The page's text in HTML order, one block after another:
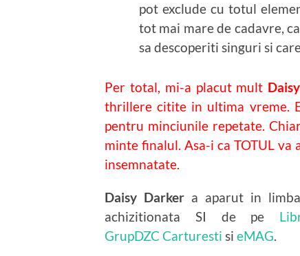
pot exclude cu totul
tot mai mare de cadavre,
sa descoperiti singuri si
Per total, mi-a placut mult
thrillere citite in ultima vreme.
pentru minciunile repetate.
minte finalul. Asa-i ca TOTUL
insemnatate.
Daisy Darkera aparut in
achizitionata SI de pe
GrupDZC Carturesti si eMAG.